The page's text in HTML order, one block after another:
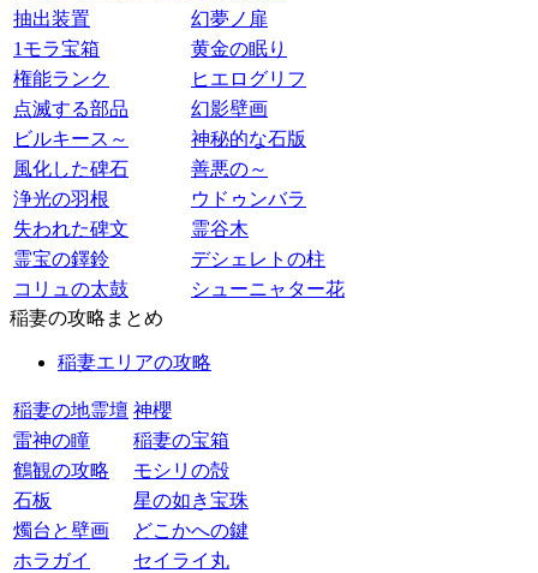
抽出装置
幻夢ノ扉
1モラ宝箱
黄金の眠り
権能ランク
ヒエログリフ
点滅する部品
幻影壁画
ビルキース～
神秘的な石版
風化した碑石
善悪の～
浄光の羽根
ウドゥンバラ
失われた碑文
霊谷木
霊宝の鐸鈴
デシェレトの柱
コリュの太鼓
シューニャター花
稲妻の攻略まとめ
稲妻エリアの攻略
稲妻の地霊壇 神櫻
雷神の瞳
稲妻の宝箱
鶴観の攻略
モシリの殻
石板
星の如き宝珠
燭台と壁画
どこかへの鍵
ホラガイ
セイライ丸